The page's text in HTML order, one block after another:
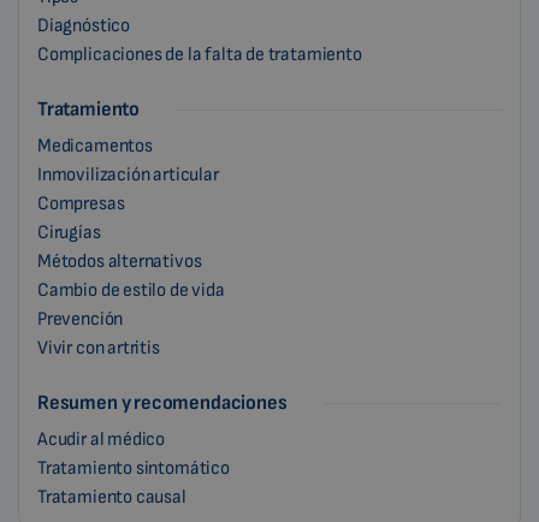
Diagnóstico
Complicaciones de la falta de tratamiento
Tratamiento
Medicamentos
Inmovilización articular
Compresas
Cirugías
Métodos alternativos
Cambio de estilo de vida
Prevención
Vivir con artritis
Resumen y recomendaciones
Acudir al médico
Tratamiento sintomático
Tratamiento causal